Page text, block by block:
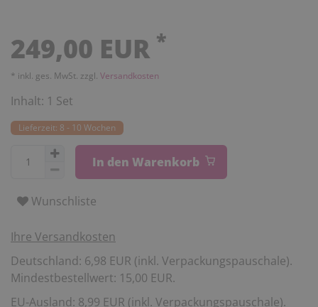
249,00 EUR *
* inkl. ges. MwSt. zzgl. Versandkosten
Inhalt: 1 Set
Lieferzeit: 8 - 10 Wochen
In den Warenkorb
Wunschliste
Ihre Versandkosten
Deutschland: 6,98 EUR (inkl. Verpackungspauschale).
Mindestbestellwert: 15,00 EUR.
EU-Ausland: 8,99 EUR (inkl. Verpackungspauschale).